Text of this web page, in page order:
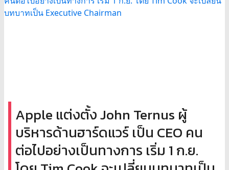
Apple แต่งตั้ง John Ternus ผู้
บริหารด้านฮาร์ดแวร์ เป็น CEO คน
ต่อไปอย่างเป็นทางการ เริ่ม 1 ก.ย.